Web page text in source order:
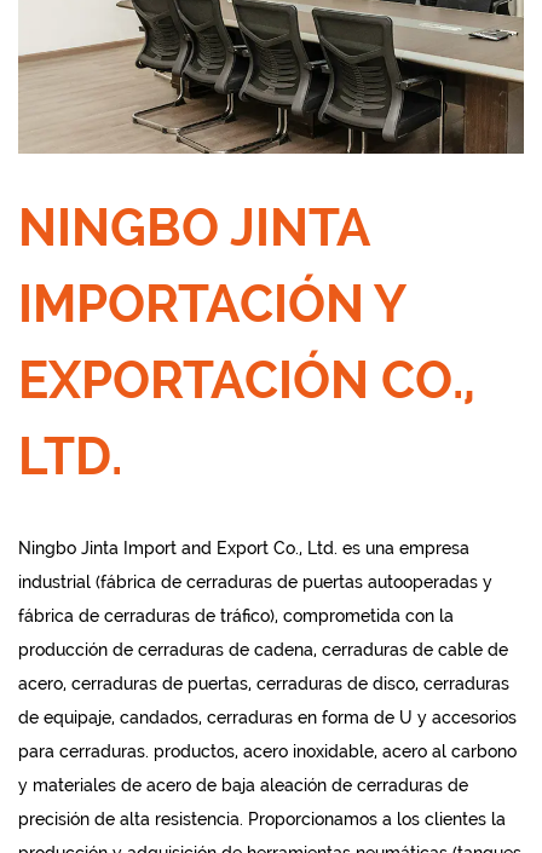
NINGBO JINTA
IMPORTACIÓN Y
EXPORTACIÓN CO.,
LTD.
Ningbo Jinta Import and Export Co., Ltd. es una empresa
industrial (fábrica de cerraduras de puertas autooperadas y
fábrica de cerraduras de tráfico), comprometida con la
producción de cerraduras de cadena, cerraduras de cable de
acero, cerraduras de puertas, cerraduras de disco, cerraduras
de equipaje, candados, cerraduras en forma de U y accesorios
para cerraduras. productos, acero inoxidable, acero al carbono
y materiales de acero de baja aleación de cerraduras de
precisión de alta resistencia. Proporcionamos a los clientes la